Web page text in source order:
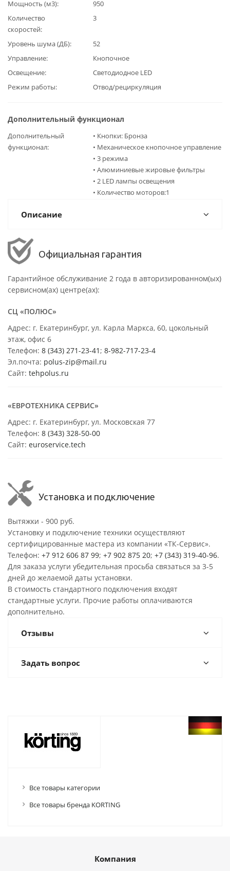
Мощность (м3)
950
Количество
скоростей
3
Уровень шума (ДБ)
52
Управление
Кнопочное
Освещение
Светодиодное LED
Режим работы
Отвод/рециркуляция
Дополнительный функционал
Дополнительный
функционал
• Кнопки: Бронза
• Механическое кнопочное управление
• 3 режима
• Алюминиевые жировые фильтры
• 2 LED лампы освещения
• Количество моторов:1
Описание
Официальная гарантия
Гарантийное обслуживание 2 года в авторизированном(ых)
сервисном(ах) центре(ах):
СЦ «ПОЛЮС»
Адрес: г. Екатеринбург, ул. Карла Маркса, 60, цокольный
этаж, офис 6
Телефон: 8 (343) 271-23-41 ; 8-982-717-23-4
Эл.почта: polus-zip@mail.ru
Сайт: tehpolus.ru
«ЕВРОТЕХНИКА СЕРВИС»
Адрес: г. Екатеринбург, ул. Московская 77
Телефон: 8 (343) 328-50-00
Сайт: euroservice.tech
Установка и подключение
Вытяжки - 900 руб.
Установку и подключение техники осуществляют
сертифицированные мастера из компании «ТК-Сервис».
Телефон: +7 912 606 87 99; +7 902 875 20; +7 (343) 319-40-96.
Для заказа услуги убедительная просьба связаться за 3-5
дней до желаемой даты установки.
В стоимость стандартного подключения входят
стандартные услуги. Прочие работы оплачиваются
дополнительно.
Отзывы
Задать вопрос
Все товары категории
Все товары бренда KORTING
Компания